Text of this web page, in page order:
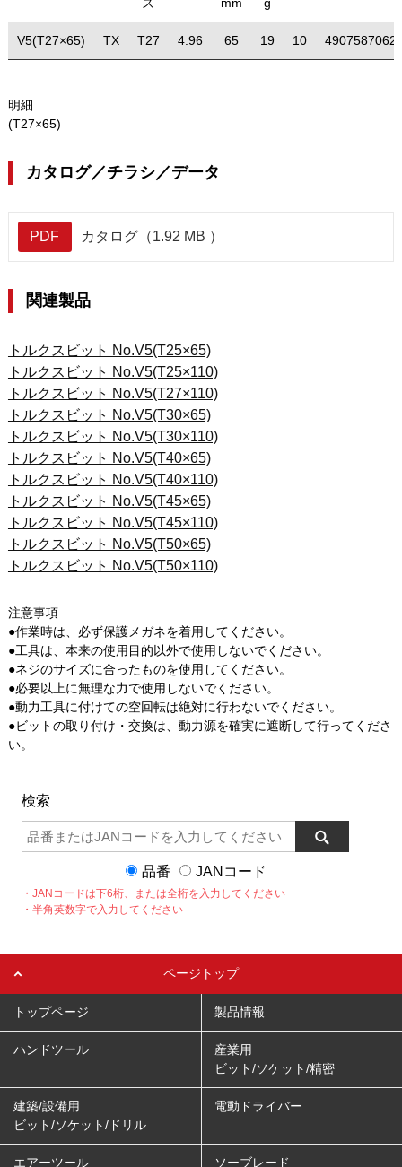
V5(T27×65) TX T27 4.96 65 19 10
明細
(T27×65)
カタログ／チラシ／データ
PDF カタログ（1.92 MB ）
関連製品
トルクスビット No.V5(T25×65)
トルクスビット No.V5(T25×110)
トルクスビット No.V5(T27×110)
トルクスビット No.V5(T30×65)
トルクスビット No.V5(T30×110)
トルクスビット No.V5(T40×65)
トルクスビット No.V5(T40×110)
トルクスビット No.V5(T45×65)
トルクスビット No.V5(T45×110)
トルクスビット No.V5(T50×65)
トルクスビット No.V5(T50×110)
注意事項
●作業時は、必ず保護メガネを着用してください。
●工具は、本来の使用目的以外で使用しないでください。
●ネジのサイズに合ったものを使用してください。
●必要以上に無理な力で使用しないでください。
●動力工具に付けての空回転は絶対に行わないでください。
●ビットの取り付け・交換は、動力源を確実に遮断して行ってくださ
い。
検索
品番 JANコード
・JANコードは下6桁、または全桁を入力してください
・半角英数字で入力してください
ページトップ
トップページ 製品情報
ハンドツール
産業用
ビット/ソケット/精密
建築/設備用
ビット/ソケット/ドリル
電動ドライバー
エアーツール ソーブレード